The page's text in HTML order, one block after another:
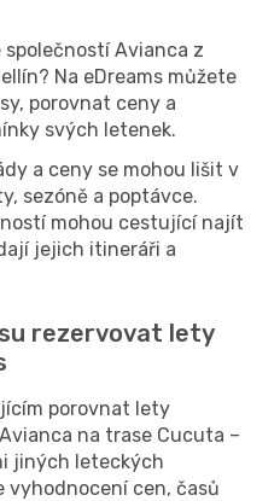
Avianca z
Na eDreams můžete
porovnat ceny a
svých letenek.
a ceny se mohou lišit v
sezóně a poptávce.
mohou cestující najít
jejich itineráři a
rezervovat lety
porovnat lety
na trase Cucuta –
jiných leteckých
vyhodnocení cen, časů